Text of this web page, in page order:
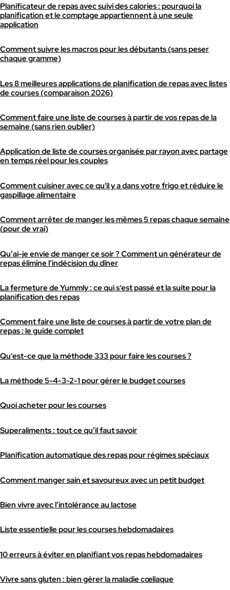
Planificateur de repas avec suivi des calories : pourquoi la
planification et le comptage appartiennent à une seule
application
Comment suivre les macros pour les débutants (sans peser
chaque gramme)
Les 8 meilleures applications de planification de repas avec listes
de courses (comparaison 2026)
Comment faire une liste de courses à partir de vos repas de la
semaine (sans rien oublier)
Application de liste de courses organisée par rayon avec partage
en temps réel pour les couples
Comment cuisiner avec ce qu'il y a dans votre frigo et réduire le
gaspillage alimentaire
Comment arrêter de manger les mêmes 5 repas chaque semaine
(pour de vrai)
Qu’ai-je envie de manger ce soir ? Comment un générateur de
repas élimine l’indécision du dîner
La fermeture de Yummly : ce qui s'est passé et la suite pour la
planification des repas
Comment faire une liste de courses à partir de votre plan de
repas : le guide complet
Qu'est-ce que la méthode 333 pour faire les courses ?
La méthode 5-4-3-2-1 pour gérer le budget courses
Quoi acheter pour les courses
Superaliments : tout ce qu’il faut savoir
Planification automatique des repas pour régimes spéciaux
Comment manger sain et savoureux avec un petit budget
Bien vivre avec l’intolérance au lactose
Liste essentielle pour les courses hebdomadaires
10 erreurs à éviter en planifiant vos repas hebdomadaires
Vivre sans gluten : bien gérer la maladie cœliaque